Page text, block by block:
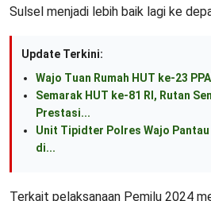
Sulsel menjadi lebih baik lagi ke
Update Terkini:
Wajo Tuan Rumah HUT ke-23
Semarak HUT ke-81 RI, Rutan
Prestasi...
Unit Tipidter Polres Wajo
di...
Terkait pelaksanaan Pemilu 2024